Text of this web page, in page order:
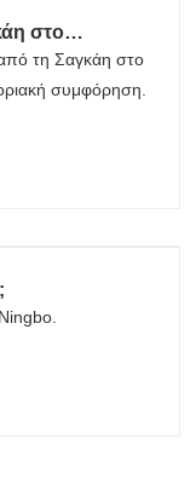
στο
τη Σαγκάη στο
συμφόρηση.